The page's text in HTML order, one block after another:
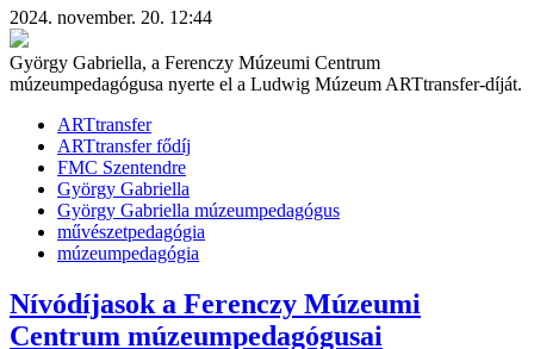
2024. november. 20. 12:44
György Gabriella, a Ferenczy Múzeumi Centrum
múzeumpedagógusa nyerte el a Ludwig Múzeum ARTtransfer-díját.
ARTtransfer
ARTtransfer fődíj
FMC Szentendre
György Gabriella
György Gabriella múzeumpedagógus
művészetpedagógia
múzeumpedagógia
Nívódíjasok a Ferenczy Múzeumi
Centrum múzeumpedagógusai